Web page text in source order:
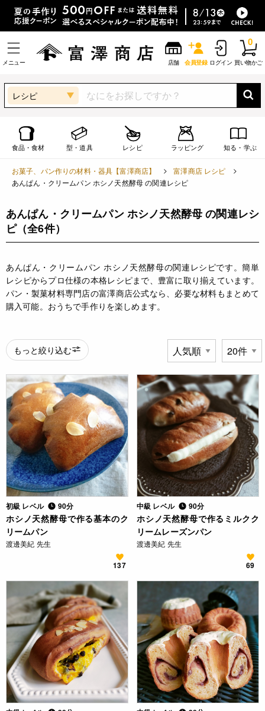
メニュー 店舗 会員登録 ログイン 買い物かご
0
レシピ
食品・食材 型・道具 レシピ ラッピング 知る・学ぶ
お菓子、パン作りの材料・器具【富澤商店】
富澤商店 レシピ
あんぱん・クリームパン ホシノ天然酵母 の関連レシピ
あんぱん・クリームパン ホシノ天然酵母 の関連レシ
ピ（全6件）
あんぱん・クリームパン ホシノ天然酵母の関連レシピです。簡単
レシピからプロ仕様の本格レシピまで、豊富に取り揃えています。
パン・製菓材料専門店の富澤商店公式なら、必要な材料もまとめて
購入可能。おうちで手作りを楽しめます。
もっと絞り込む
初級 レベル 90分
ホシノ天然酵母で作る基本のク
リームパン
渡邊美紀 先生
137
中級 レベル 90分
ホシノ天然酵母で作るミルクク
リームレーズンパン
渡邊美紀 先生
69